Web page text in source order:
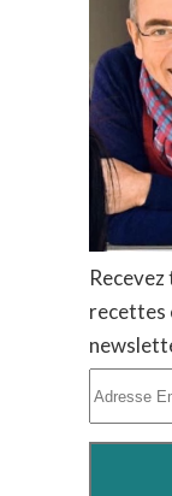
recettes